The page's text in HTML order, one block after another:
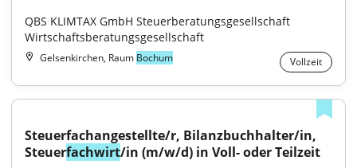
QBS KLIMTAX GmbH Steuerberatungsgesellschaft
Wirtschaftsberatungsgesellschaft
Gelsenkirchen, Raum Bochum Vollzeit
Steuerfachangestellte/r, Bilanzbuchhalter/in,
Steuerfachwirt/in (m/w/d) in Voll- oder Teilzeit